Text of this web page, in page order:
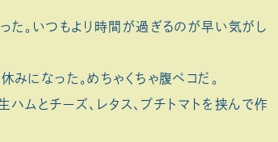
た。いつもより時間が過ぎるのが早い気がし
になった。めちゃくちゃ腹ペコだ。
ムとチーズ、レタス、プチトマトを挟んで作